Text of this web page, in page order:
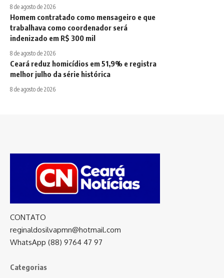
8 de agosto de 2026
Homem contratado como mensageiro e que
trabalhava como coordenador será
indenizado em R$ 300 mil
8 de agosto de 2026
Ceará reduz homicídios em 51,9% e registra
melhor julho da série histórica
8 de agosto de 2026
CONTATO
reginaldosilvapmn@hotmail.com
WhatsApp (88) 9764 47 97
Categorias